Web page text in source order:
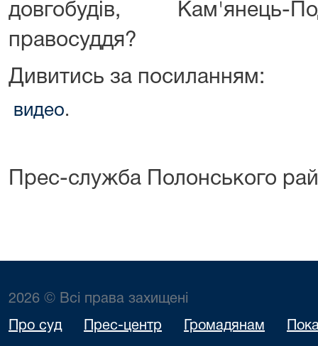
довгобудів, Кам'янець-
правосуддя?
Дивитись за посиланням:
видео.
Прес-служба Полонського
2026 © Всі права захищені
Про суд Прес-центр Громадянам